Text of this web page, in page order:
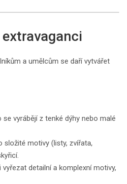
a umělcům se daří vytvářet
vyrábějí z tenké dýhy nebo malé
složité motivy (listy, zvířata,
detailní a komplexní motivy,